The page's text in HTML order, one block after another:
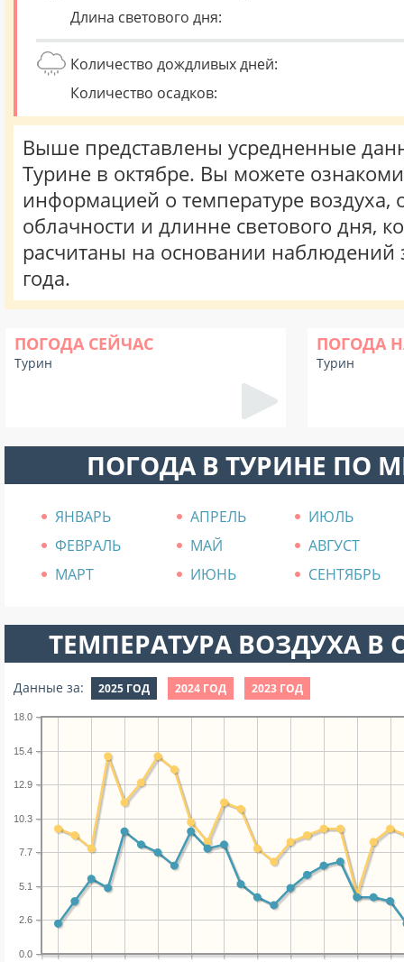
Длина светового дня:
Количество дождливых дней:
Количество осадков:
Выше представлены усредненные
Турине в октябре. Вы можете
информацией о температуре воздуха,
облачности и длинне светового дня,
расчитаны на основании наблюдений
года.
ПОГОДА СЕЙЧАС
Турин
ПОГОДА
Турин
ПОГОДА В ТУРИНЕ ПО
ЯНВАРЬ АПРЕЛЬ
ИЮЛЬ
ФЕВРАЛЬ
МАЙ
АВГУСТ
МАРТ
ИЮНЬ СЕНТЯБРЬ
ТЕМПЕРАТУРА ВОЗДУХА В
Данные за: 2025 ГОД 2024 ГОД 2023 ГОД
0.0
2.6
5.1
7.7
10.3
12.9
15.4
18.0